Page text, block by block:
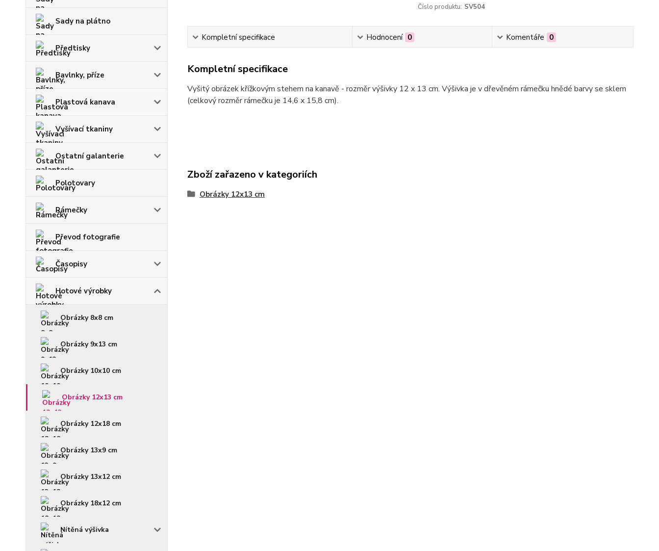
Sady na plátno
Předtisky
Bavlnky, příze
Plastová kanava
Vyšívací tkaniny
Ostatní galanterie
Polotovary
Rámečky
Převod fotografie
Časopisy
Hotové výrobky
Obrázky 8x8 cm
Obrázky 9x13 cm
Obrázky 10x10 cm
Obrázky 12x13 cm
Obrázky 12x18 cm
Obrázky 13x9 cm
Obrázky 13x12 cm
Obrázky 18x12 cm
Nítěná výšivka
Číslo produktu: SV504
Kompletní specifikace Hodnocení 0 Komentáře 0
Kompletní specifikace
Vyšitý obrázek křížkovým stehem na kanavě - rozměr výšivky 12 x 13 cm. Výšivka je v dřevěném rámečku hnědé barvy se sklem
(celkový rozměr rámečku je 14,6 x 15,8 cm).
Zboží zařazeno v kategoriích
Obrázky 12x13 cm